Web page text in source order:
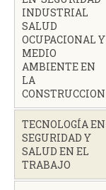
INDUSTRIAL
SALUD
OCUPACIONAL Y
MEDIO
AMBIENTE EN
LA
CONSTRUCCION
TECNOLOGÍA EN
SEGURIDAD Y
SALUD EN EL
TRABAJO